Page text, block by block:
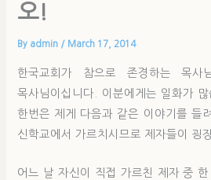
오!
By admin / March 17, 2014
한국교회가 참으로 존경하는 목
목사님이십니다. 이분에게는 일화가
한번은 제게 다음과 같은 이야기를 들
신학교에서 가르치시므로 제자들이 굉
어느 날 자신이 직접 가르친 제자 중